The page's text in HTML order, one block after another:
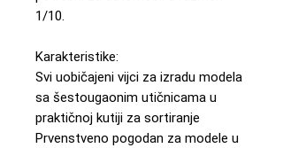
1/10.
Karakteristike:
Svi uobičajeni vijci za izradu modela
sa šestougaonim utičnicama u
praktičnoj kutiji za sortiranje
Prvenstveno pogodan za modele u